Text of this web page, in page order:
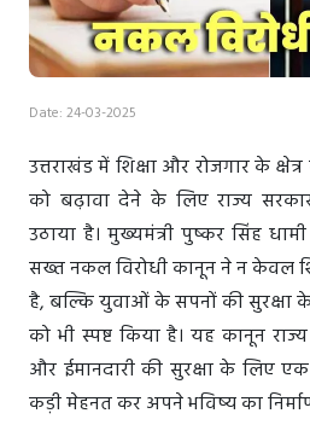
Date: 24-03-2025
उत्तराखंड में शिक्षा और रोजगार के
को बढ़ावा देने के लिए राज्य
उठाया है। मुख्यमंत्री पुष्कर सिंह
सख्त नकल विरोधी कानून ने न केवल
है, बल्कि युवाओं के सपनों की सुरक्षा के
को भी स्पष्ट किया है। यह कानून
और ईमानदारी की सुरक्षा के लिए
कड़ी मेहनत कर अपने भविष्य का